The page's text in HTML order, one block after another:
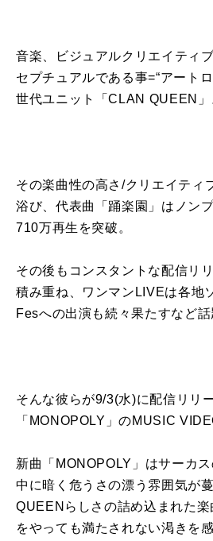
音楽、ビジュアルクリエイティ
セプチュアルである事=“アート
世代ユニット
「CLAN QUEEN 」
その楽曲性の高さ/クリエイティ
浴び、代表曲「踊楽園」はノン
710万再生を突破。
その後もコンスタントな配信リ
積み重ね、ワンマン LIVEは各地
Fesへの出演も続々果たすなど話
そんな彼らが9/3(水)に配信リリ
「 MONOPOLY 」のMUSIC
新曲 「 MONOPOLY 」はサーカ
中に暗く危うさの漂う雰囲気が
QUEEN らしさの詰め込まれた
をやっても満たされない渇きを